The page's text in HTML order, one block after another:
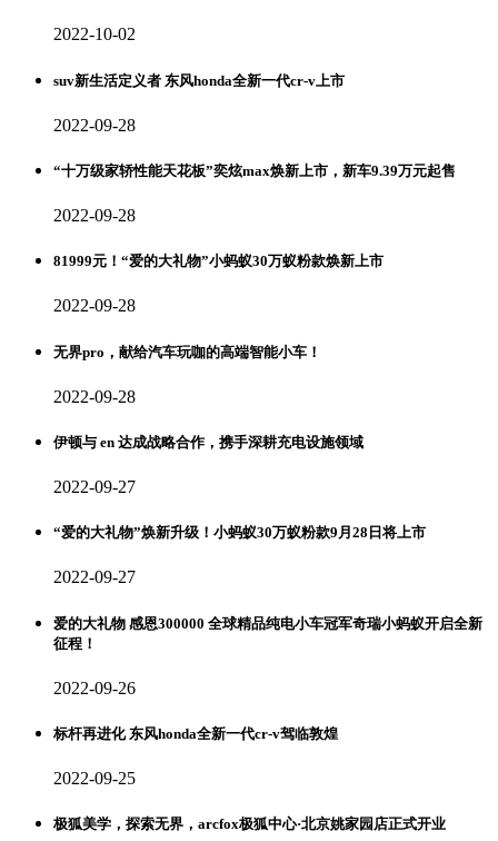
2022-10-02
suv新生活定义者 东风honda全新一代cr-v上市
2022-09-28
“十万级家轿性能天花板”奕炫max焕新上市，新车9.39万元起售
2022-09-28
81999元！“爱的大礼物”小蚂蚁30万蚁粉款焕新上市
2022-09-28
无界pro，献给汽车玩咖的高端智能小车！
2022-09-28
伊顿与 en 达成战略合作，携手深耕充电设施领域
2022-09-27
“爱的大礼物”焕新升级！小蚂蚁30万蚁粉款9月28日将上市
2022-09-27
爱的大礼物 感恩300000 全球精品纯电小车冠军奇瑞小蚂蚁开启全新
征程！
2022-09-26
标杆再进化 东风honda全新一代cr-v驾临敦煌
2022-09-25
极狐美学，探索无界，arcfox极狐中心·北京姚家园店正式开业